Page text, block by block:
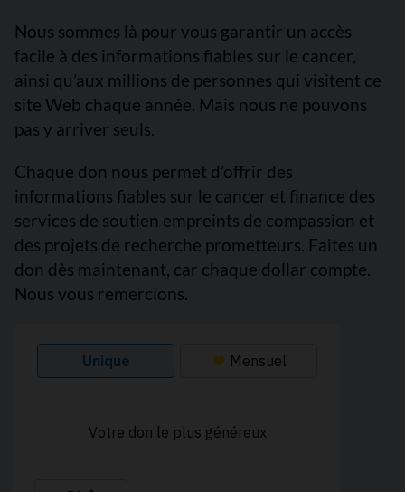
Nous sommes là pour vous garantir un accès
facile à des informations fiables sur le cancer,
ainsi qu’aux millions de personnes qui visitent ce
site Web chaque année. Mais nous ne pouvons
pas y arriver seuls.
Chaque don nous permet d’offrir des
informations fiables sur le cancer et finance des
services de soutien empreints de compassion et
des projets de recherche prometteurs. Faites un
don dès maintenant, car chaque dollar compte.
Nous vous remercions.